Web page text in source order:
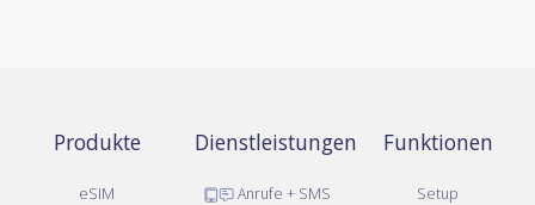
Produkte
eSIM
Dienstleistungen
Anrufe + SMS
Funktionen
Setup